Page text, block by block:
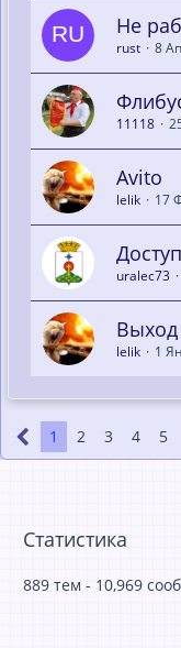
Не
rust 8
11118
Аvito
lelik 17
uralec73
Выход
lelik 1
1 2 3 4 5
Статистика
889 тем - 10,969